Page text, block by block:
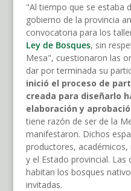
"Al tiempo que se estaba
gobierno de la provincia
convocatoria para los
Ley de Bosques, sin
Mesa", cuestionaron las
dar por terminada su
inició el proceso de
creada para diseñarlo
elaboración y
tiene razón de ser de la
manifestaron. Dichos
productores,
y el Estado provincial.
habitan los bosques
invitadas.